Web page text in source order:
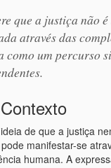
que a justiça não
através das
como um percurso
de que a justiça
manifestar-se
humana. A